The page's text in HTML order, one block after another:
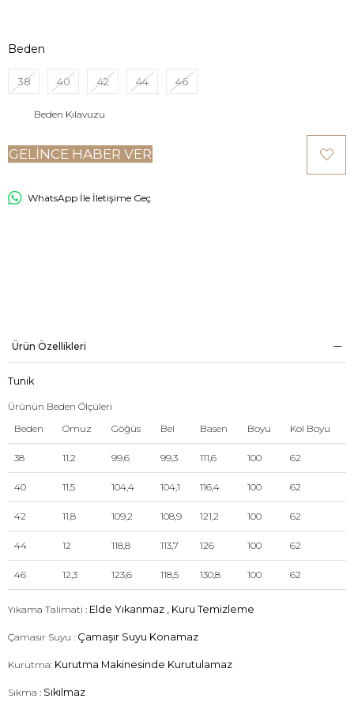
Beden
38 40 42 44 46
Beden Kılavuzu
GELINCE HABER VER
WhatsApp İle İletişime Geç
Ürün Özellikleri
Tunik
Ürünün Beden Ölçüleri
Beden
Omuz Göğüs Bel Basen Boyu Kol Boyu
38 11,2 99,6 99,3 111,6 100 62
40 11,5 104,4 104,1 116,4 100 62
42 11,8 109,2 108,9 121,2 100 62
44 12 118,8 113,7 126 100 62
46 12,3 123,6 118,5 130,8 100 62
Yıkama Talimati : Elde Yıkanmaz , Kuru Temizleme
Çamasır Suyu : Çamaşır Suyu Konamaz
Kurutma: Kurutma Makinesinde Kurutulamaz
Sıkma : Sıkılmaz